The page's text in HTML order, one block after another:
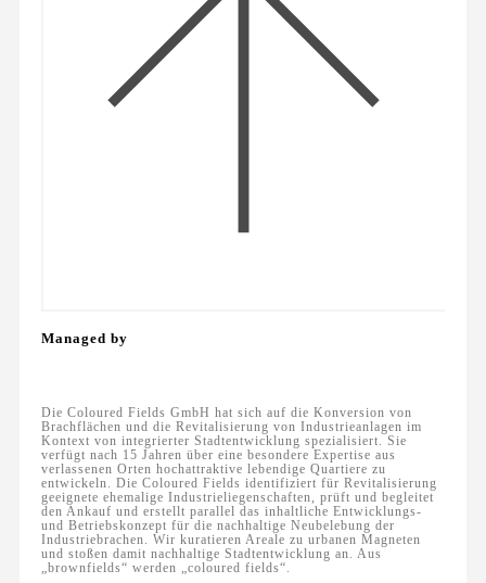
Managed by
Die Coloured Fields GmbH hat sich auf die Konversion von
Brachflächen und die Revitalisierung von Industrieanlagen im
Kontext von integrierter Stadtentwicklung spezialisiert. Sie
verfügt nach 15 Jahren über eine besondere Expertise aus
verlassenen Orten hochattraktive lebendige Quartiere zu
entwickeln. Die Coloured Fields identifiziert für Revitalisierung
geeignete ehemalige Industrieliegenschaften, prüft und begleitet
den Ankauf und erstellt parallel das inhaltliche Entwicklungs-
und Betriebskonzept für die nachhaltige Neubelebung der
Industriebrachen. Wir kuratieren Areale zu urbanen Magneten
und stoßen damit nachhaltige Stadtentwicklung an. Aus
„brownfields“ werden „coloured fields“.